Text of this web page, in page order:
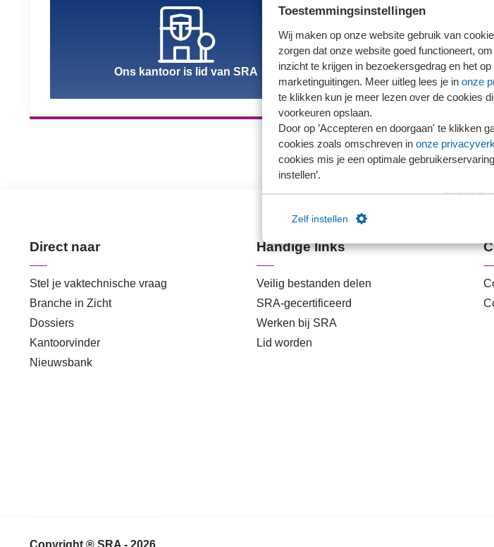
Toestemmingsinstellingen
Wij maken op onze website gebruik van
zorgen dat onze website goed functioneert,
inzicht te krijgen in bezoekersgedrag en het
marketinguitingen. Meer uitleg lees je in onze
te klikken kun je meer lezen over de cookies
voorkeuren opslaan.
Door op ’Accepteren en doorgaan' te klikken
cookies zoals omschreven in onze
cookies mis je een optimale
instellen’.
Zelf instellen
Ons kantoor is lid van SRA Ons kantoor is nog
Direct naar
Stel je vaktechnische vraag
Branche in Zicht
Dossiers
Kantoorvinder
Nieuwsbank
Handige links
Veilig bestanden delen
SRA-gecertificeerd
Werken bij SRA
Lid worden
Copyright ® SRA - 2026